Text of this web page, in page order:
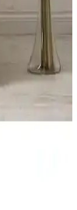
peteği desenli
desen ve bakım
dengeli bir
Dayanıklı